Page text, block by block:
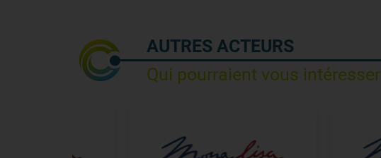
AUTRES ACTEURS
Qui pourraient vous intéresser